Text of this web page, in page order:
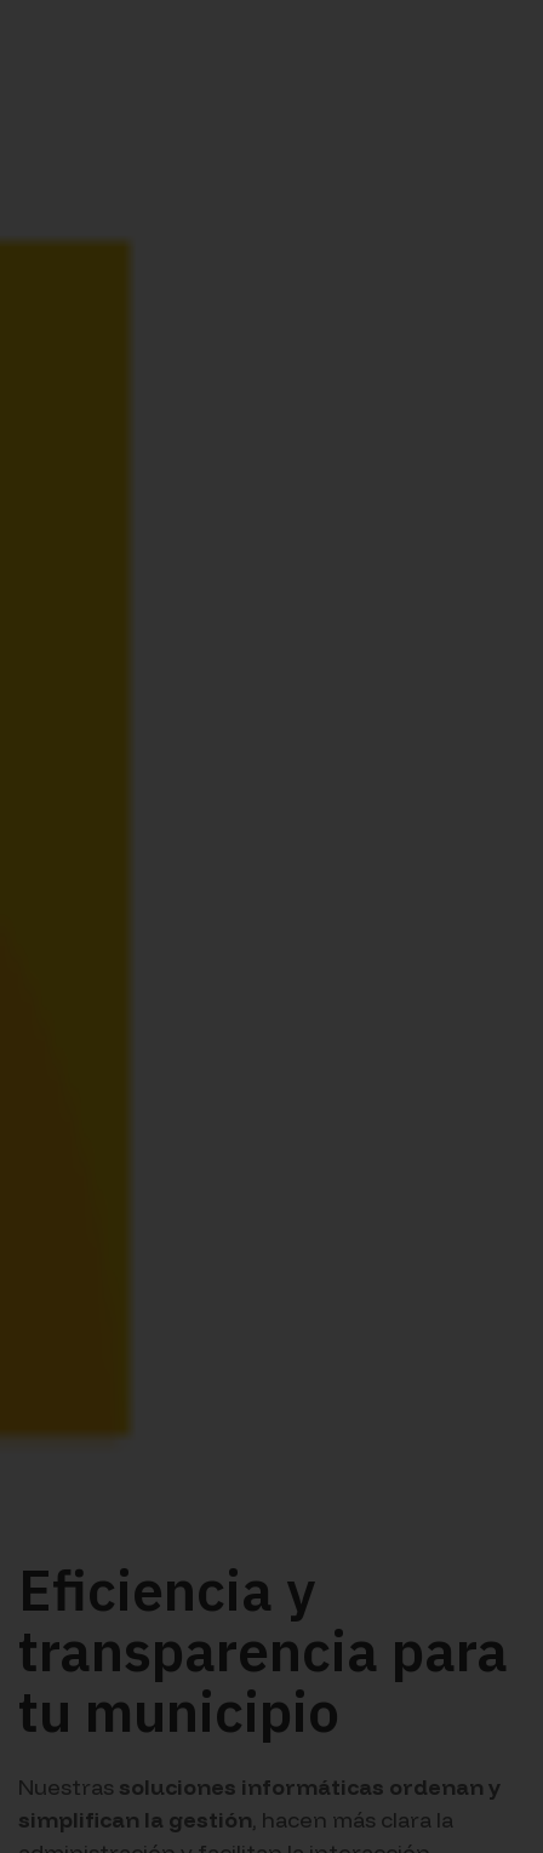
Eficiencia y
transparencia para
tu municipio
Nuestras soluciones informáticas ordenan y
simplifican la gestión, hacen más clara la